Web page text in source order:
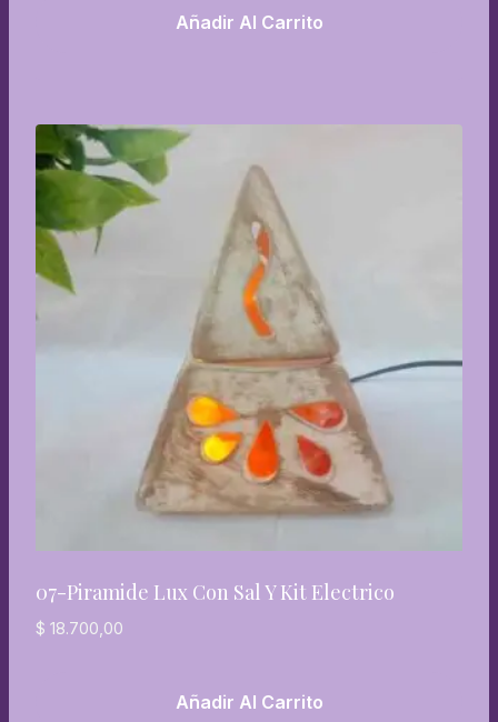
Añadir Al Carrito
07-Piramide Lux Con Sal Y Kit Electrico
$ 18.700,00
Añadir Al Carrito